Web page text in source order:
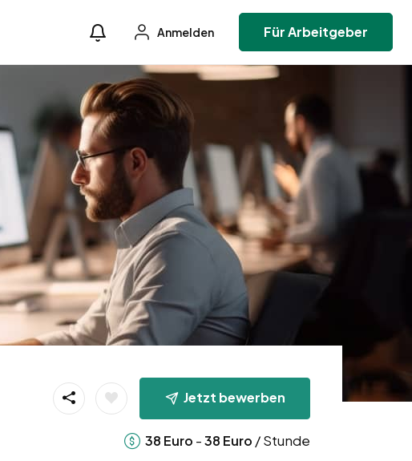
Anmelden Für Arbeitgeber
Jetzt bewerben
38 Euro -38 Euro / Stunde